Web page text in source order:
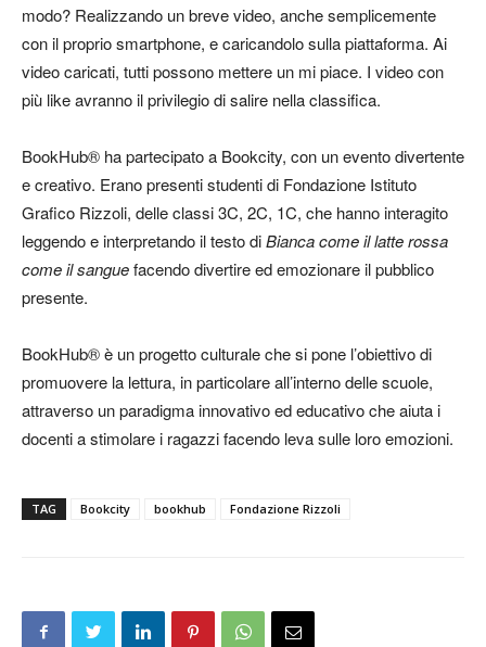
modo? Realizzando un breve video, anche semplicemente
con il proprio smartphone, e caricandolo sulla piattaforma. Ai
video caricati, tutti possono mettere un mi piace. I video con
più like avranno il privilegio di salire nella classifica.
BookHub® ha partecipato a Bookcity, con un evento divertente
e creativo. Erano presenti studenti di Fondazione Istituto
Grafico Rizzoli, delle classi 3C, 2C, 1C, che hanno interagito
leggendo e interpretando il testo diBianca come il latte rossa
come il sanguefacendo divertire ed emozionare il pubblico
presente.
BookHub® è un progetto culturale che si pone l’obiettivo di
promuovere la lettura, in particolare all’interno delle scuole,
attraverso un paradigma innovativo ed educativo che aiuta i
docenti a stimolare i ragazzi facendo leva sulle loro emozioni.
TAG Bookcity bookhub Fondazione Rizzoli